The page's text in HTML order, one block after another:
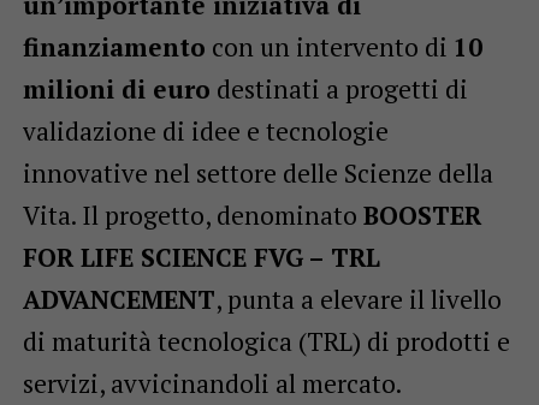
finanziamento con un intervento di 10
milioni di euro destinati a progetti di
validazione di idee e tecnologie
innovative nel settore delle Scienze della
Vita. Il progetto, denominato BOOSTER
FOR LIFE SCIENCE FVG – TRL
ADVANCEMENT, punta a elevare il livello
di maturità tecnologica (TRL) di prodotti e
servizi, avvicinandoli al mercato.